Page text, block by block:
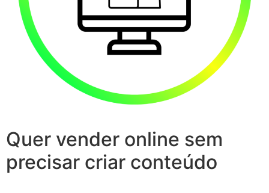
Quer vender online sem
precisar criar conteúdo